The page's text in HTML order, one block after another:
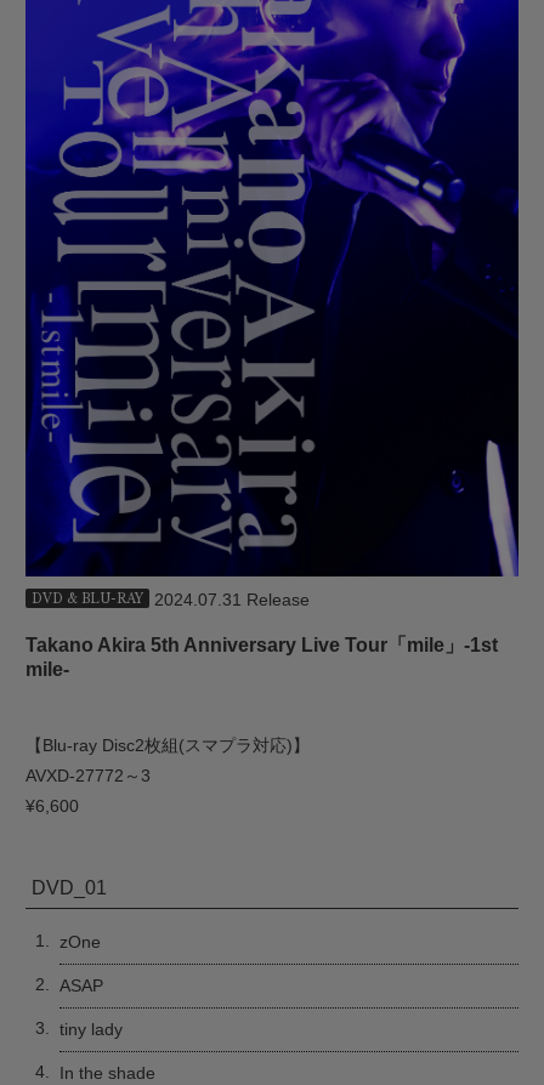
DVD & BLU-RAY 2024.07.31 Release
Takano Akira 5th Anniversary Live Tour「mile」-1st
mile-
【Blu-ray Disc2枚組(スマプラ対応)】
AVXD-27772～3
¥6,600
DVD_01
1. zOne
2. ASAP
3. tiny lady
4. In the shade